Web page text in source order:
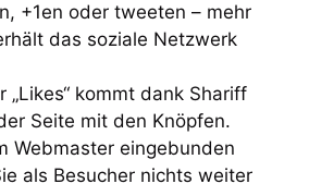
+1en oder tweeten – mehr
das soziale Netzwerk
„Likes“ kommt dank Shariff
Seite mit den Knöpfen.
Webmaster eingebunden
als Besucher nichts weiter